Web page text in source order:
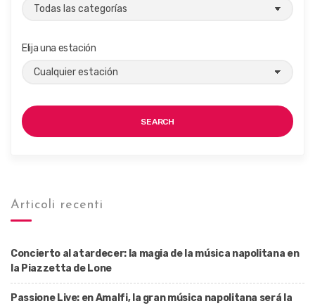
Elija una estación
SEARCH
Articoli recenti
Concierto al atardecer: la magia de la música napolitana en
la Piazzetta de Lone
Passione Live: en Amalfi, la gran música napolitana será la